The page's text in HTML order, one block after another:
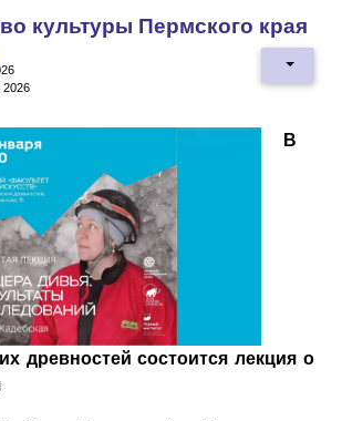
культуры Пермского края
2026
В
древностей состоится лекция о